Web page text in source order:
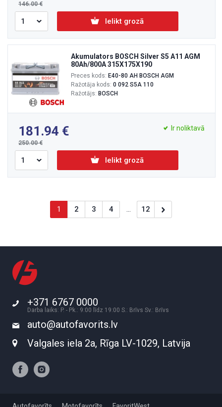
146.00
Ielikt grozā
Akumulators BOSCH Silver S5 A11 AGM
80Ah/800A 315X175X190
Preces kods: E40-80 AH BOSCH AGM
Ražotāja kods: 0 092 S5A 110
Ražotājs: BOSCH
181.94
250.00
Ir noliktavā
Ielikt grozā
1 2 3 4 ... 12
+371 6767 0000
Darba laiks: P. - Pk.: 9:00 līdz 19:00 S.: Brīvs Sv.: Brīvs
auto@autofavorits.lv
Valgales iela 2a, Rīga LV-1029, Latvija